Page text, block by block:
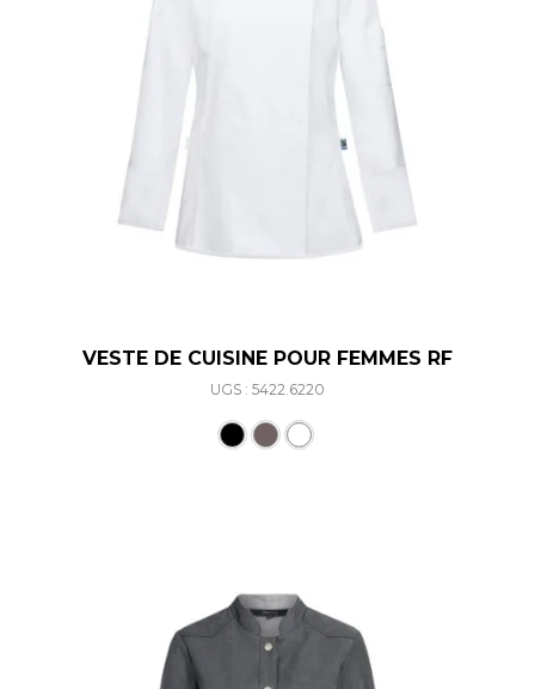
VESTE DE CUISINE POUR FEMMES RF
UGS : 5422.6220